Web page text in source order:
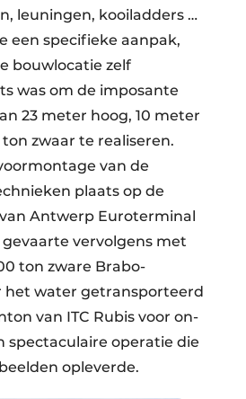
leuningen, kooiladders …
een specifieke aanpak,
bouwlocatie zelf
was om de imposante
23 meter hoog, 10 meter
ton zwaar te realiseren.
van de
plaats op de
Antwerp Euroterminal
gevaarte vervolgens met
ton zware Brabo-
het water getransporteerd
van ITC Rubis voor on-
spectaculaire operatie die
opleverde.